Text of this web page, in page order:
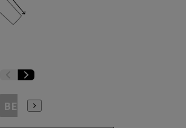
BE3 BE4